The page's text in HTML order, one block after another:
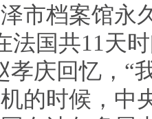
市档案馆永
法国共11天
孝庆回忆，“
的时候，中